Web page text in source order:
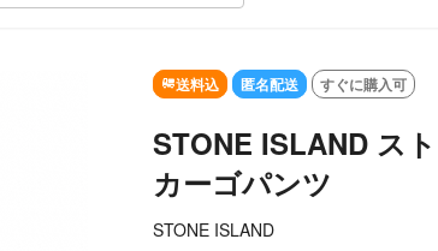
SOLD OUT
送料込 匿名配送 すぐに購入可
STONE ISLAND ス
カーゴパンツ
STONE ISLAND